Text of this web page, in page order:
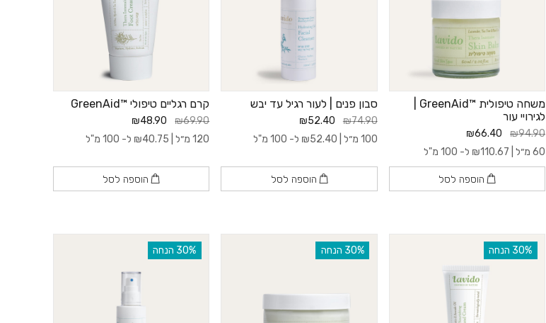
לגירויי עור
₪94.90
₪66.40
60 מ״ל |
₪110.67 ל- 100 מ"ל
הוספה לסל
סבון פנים | לעור רגיל עד יבש
₪74.90
₪52.40
100 מ״ל |
₪52.40 ל- 100 מ"ל
הוספה לסל
קרם רגליים טיפולי ™GreenAid
₪69.90
₪48.90
120 מ״ל |
₪40.75 ל- 100 מ"ל
הוספה לסל
‫30% הנחה ‫30% הנחה ‫30% הנחה